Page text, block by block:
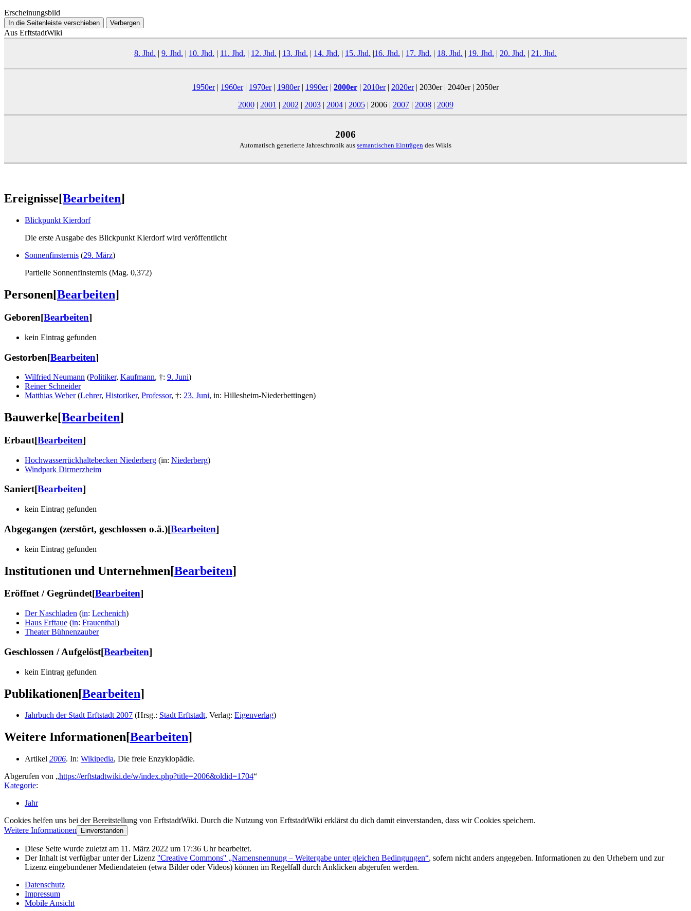
Erscheinungsbild
In die Seitenleiste verschieben Verbergen
Aus ErftstadtWiki
8. Jhd. | 9. Jhd. | 10. Jhd. | 11. Jhd. | 12. Jhd. | 13. Jhd. | 14. Jhd. | 15. Jhd. |16. Jhd. | 17. Jhd. | 18. Jhd. | 19. Jhd. | 20. Jhd. | 21. Jhd.
1950er| 1960er| 1970er| 1980er| 1990er| 2000er | 2010er| 2020er| 2030er | 2040er | 2050er
2000| 2001 | 2002 | 2003| 2004| 2005| 2006| 2007| 2008| 2009
2006
Automatisch generierte Jahreschronik aus semantischen Einträgen des Wikis
Ereignisse[Bearbeiten]
Blickpunkt Kierdorf
Die erste Ausgabe des Blickpunkt Kierdorf wird veröffentlicht
Sonnenfinsternis (29. März)
Partielle Sonnenfinsternis (Mag. 0,372)
Personen[Bearbeiten]
Geboren[Bearbeiten]
kein Eintrag gefunden
Gestorben[Bearbeiten]
Wilfried Neumann (Politiker, Kaufmann, †: 9. Juni)
Reiner Schneider
Matthias Weber(Lehrer, Historiker, Professor, †: 23. Juni, in: Hillesheim-Niederbettingen)
Bauwerke[Bearbeiten]
Erbaut[Bearbeiten]
Hochwasserrückhaltebecken Niederberg (in: Niederberg)
Windpark Dirmerzheim
Saniert[Bearbeiten]
kein Eintrag gefunden
Abgegangen (zerstört, geschlossen o.ä.)[Bearbeiten]
kein Eintrag gefunden
Institutionen und Unternehmen[Bearbeiten]
Eröffnet / Gegründet[Bearbeiten]
Der Naschladen (in: Lechenich)
Haus Erftaue (in: Frauenthal)
Theater Bühnenzauber
Geschlossen / Aufgelöst[Bearbeiten]
kein Eintrag gefunden
Publikationen[Bearbeiten]
Jahrbuch der Stadt Erftstadt 2007 (Hrsg.: Stadt Erftstadt, Verlag: Eigenverlag)
Weitere Informationen[Bearbeiten]
Artikel 2006. In: Wikipedia, Die freie Enzyklopädie.
Abgerufen von „https://erftstadtwiki.de/w/index.php?title=2006&oldid=1704“
Kategorie:
Jahr
Cookies helfen uns bei der Bereitstellung von ErftstadtWiki. Durch die Nutzung von ErftstadtWiki erklärst du dich damit einverstanden, dass wir Cookies speichern.
Weitere Informationen
Einverstanden
Diese Seite wurde zuletzt am 11. März 2022 um 17:36 Uhr bearbeitet.
Der Inhalt ist verfügbar unter der Lizenz ''Creative Commons'' „Namensnennung – Weitergabe unter gleichen Bedingungen“, sofern nicht anders angegeben. Informationen zu den Urhebern und zur
Lizenz eingebundener Mediendateien (etwa Bilder oder Videos) können im Regelfall durch Anklicken abgerufen werden.
Datenschutz
Impressum
Mobile Ansicht